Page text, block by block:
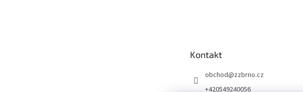
Kontakt
obchod@zzbrno.cz
+420549240056